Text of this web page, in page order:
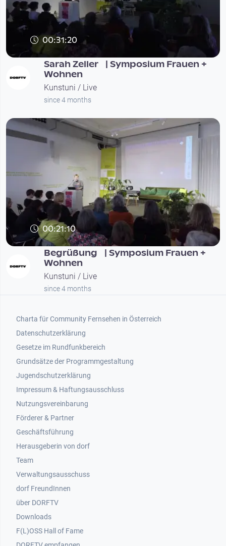
00:31:20
Sarah Zeller | Symposium Frauen +
Wohnen
Kunstuni / Live
since 4 months
00:21:10
Begrüßung | Symposium Frauen +
Wohnen
Kunstuni / Live
since 4 months
Footer 1
Charta für Community Fernsehen in Österreich
Datenschutzerklärung
Gesetze im Rundfunkbereich
Grundsätze der Programmgestaltung
Jugendschutzerklärung
Impressum & Haftungsausschluss
Nutzungsvereinbarung
Footer 2
Förderer & Partner
Geschäftsführung
Herausgeberin von dorf
Team
Verwaltungsausschuss
dorf FreundInnen
Footer 3
über DORFTV
Downloads
F(L)OSS Hall of Fame
Footer 4